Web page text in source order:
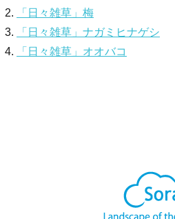
「日々雑草」梅
「日々雑草」ナガミヒナゲシ
「日々雑草」オオバコ